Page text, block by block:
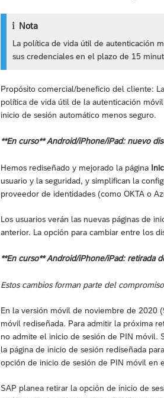
Nota
La política de vida útil de autenticación
sus credenciales en el plazo de 15
Propósito comercial/beneficio del cliente:
política de vida útil de la autenticación
inicio de sesión automático menos seguro.
**En curso** Android/iPhone/iPad: nuevo
Hemos rediseñado y mejorado la página
usuario y la seguridad, y simplifican la
proveedor de identidades (como OKTA o
Los usuarios verán las nuevas páginas de
anterior. La opción para cambiar entre los
**En curso** Android/iPhone/iPad: retirada
Estos cambios forman parte del
En la versión móvil de noviembre de 2020
móvil rediseñada. Para admitir la próxima
no admite el inicio de sesión de PIN móvil.
la página de inicio de sesión rediseñada
opción de inicio de sesión de PIN móvil en
SAP planea retirar la opción de inicio de